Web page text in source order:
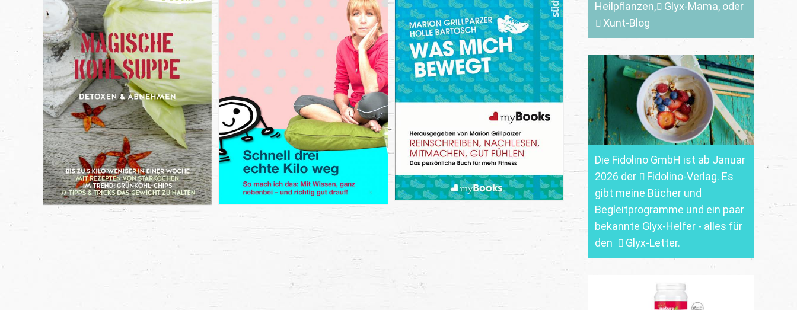
Heilpflanzen,
Glyx-Mama, oder
Xunt-Blog
Die Fidolino GmbH ist ab Januar
2026 der
Fidolino-Verlag. Es
gibt meine Bücher und
Begleitprogramme und ein paar
bekannte Glyx-Helfer - alles für
den
Glyx-Letter.